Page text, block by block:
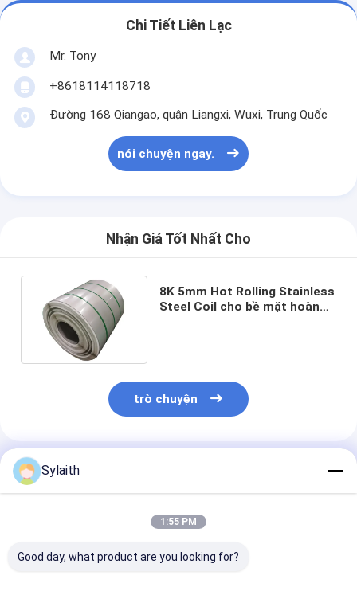
Chi Tiết Liên Lạc
Mr. Tony
+8618114118718
Đường 168 Qiangao, quận Liangxi, Wuxi, Trung Quốc
nói chuyện ngay.
Nhận Giá Tốt Nhất Cho
8K 5mm Hot Rolling Stainless
Steel Coil cho bề mặt hoàn
trò chuyện
Sản Phẩm Khuyến Cáo
Sylaith
1:55 PM
Good day, what product are you looking for?